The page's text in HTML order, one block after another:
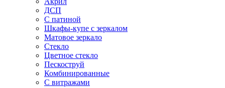
ДСП
С патиной
Шкафы-купе с зеркалом
Матовое зеркало
Стекло
Цветное стекло
Пескоструй
Комбинированные
С витражами